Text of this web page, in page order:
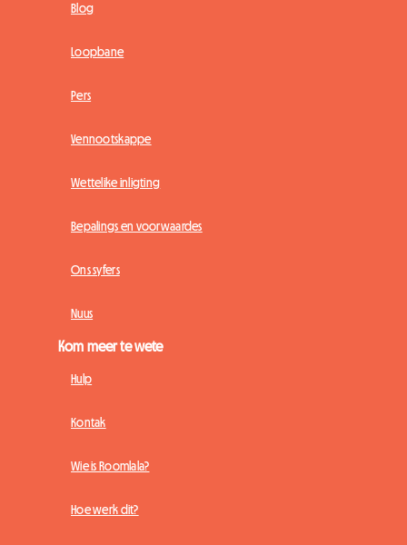
Blog
Loopbane
Pers
Vennootskappe
Wettelike inligting
Bepalings en voorwaardes
Ons syfers
Nuus
Kom meer te wete
Hulp
Kontak
Wie is Roomlala?
Hoe werk dit?